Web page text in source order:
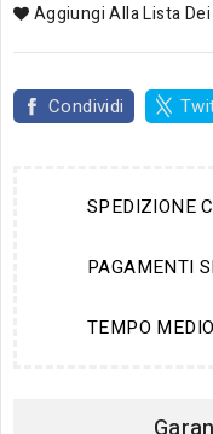
Aggiungi Alla Lista
Condividi
SPEDIZIONE
PAGAMENTI
TEMPO